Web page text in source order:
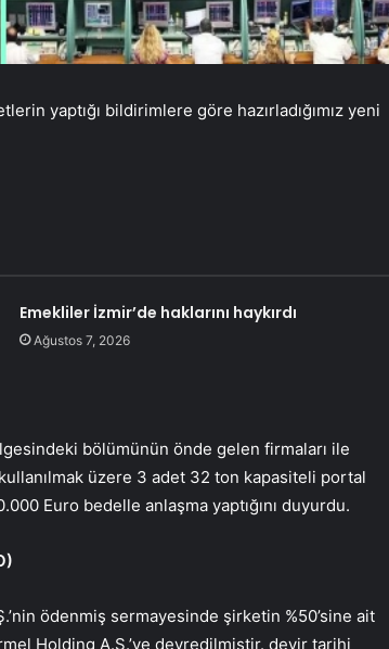
yaptığı bildirimlere göre hazırladığımız yeni
Emekliler İzmir’de haklarını haykırdı
Ağustos 7, 2026
bölümünün önde gelen firmaları ile
üzere 3 adet 32 ​​ton kapasiteli portal
Euro bedelle anlaşma yaptığını duyurdu.
)
ödenmiş sermayesinde şirketin %50’sine ait
Holding A.Ş.’ye devredilmiştir. devir tarihi